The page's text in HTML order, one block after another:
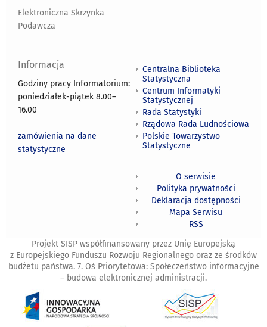
Elektroniczna Skrzynka
Podawcza
Informacja
Godziny pracy Informatorium:
poniedziałek-piątek 8.00–
16.00
zamówienia na dane
statystyczne
Centralna Biblioteka
Statystyczna
Centrum Informatyki
Statystycznej
Rada Statystyki
Rządowa Rada Ludnościowa
Polskie Towarzystwo
Statystyczne
O serwisie
Polityka prywatności
Deklaracja dostępności
Mapa Serwisu
RSS
Projekt SISP współfinansowany przez Unię Europejską
z Europejskiego Funduszu Rozwoju Regionalnego oraz ze środków
budżetu państwa. 7. Oś Priorytetowa: Społeczeństwo informacyjne
– budowa elektronicznej administracji.